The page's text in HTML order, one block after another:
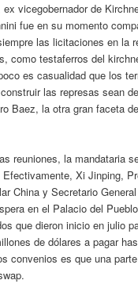
vicegobernador de
fue en su momento
las licitaciones en la
como testaferros del
es casualidad que los
las represas sean
Baez, la otra gran faceta
reuniones, la mandataria
Efectivamente, Xi Jinping,
China y Secretario
en el Palacio del
que dieron inicio en julio
de dólares a pagar
convenios es que una